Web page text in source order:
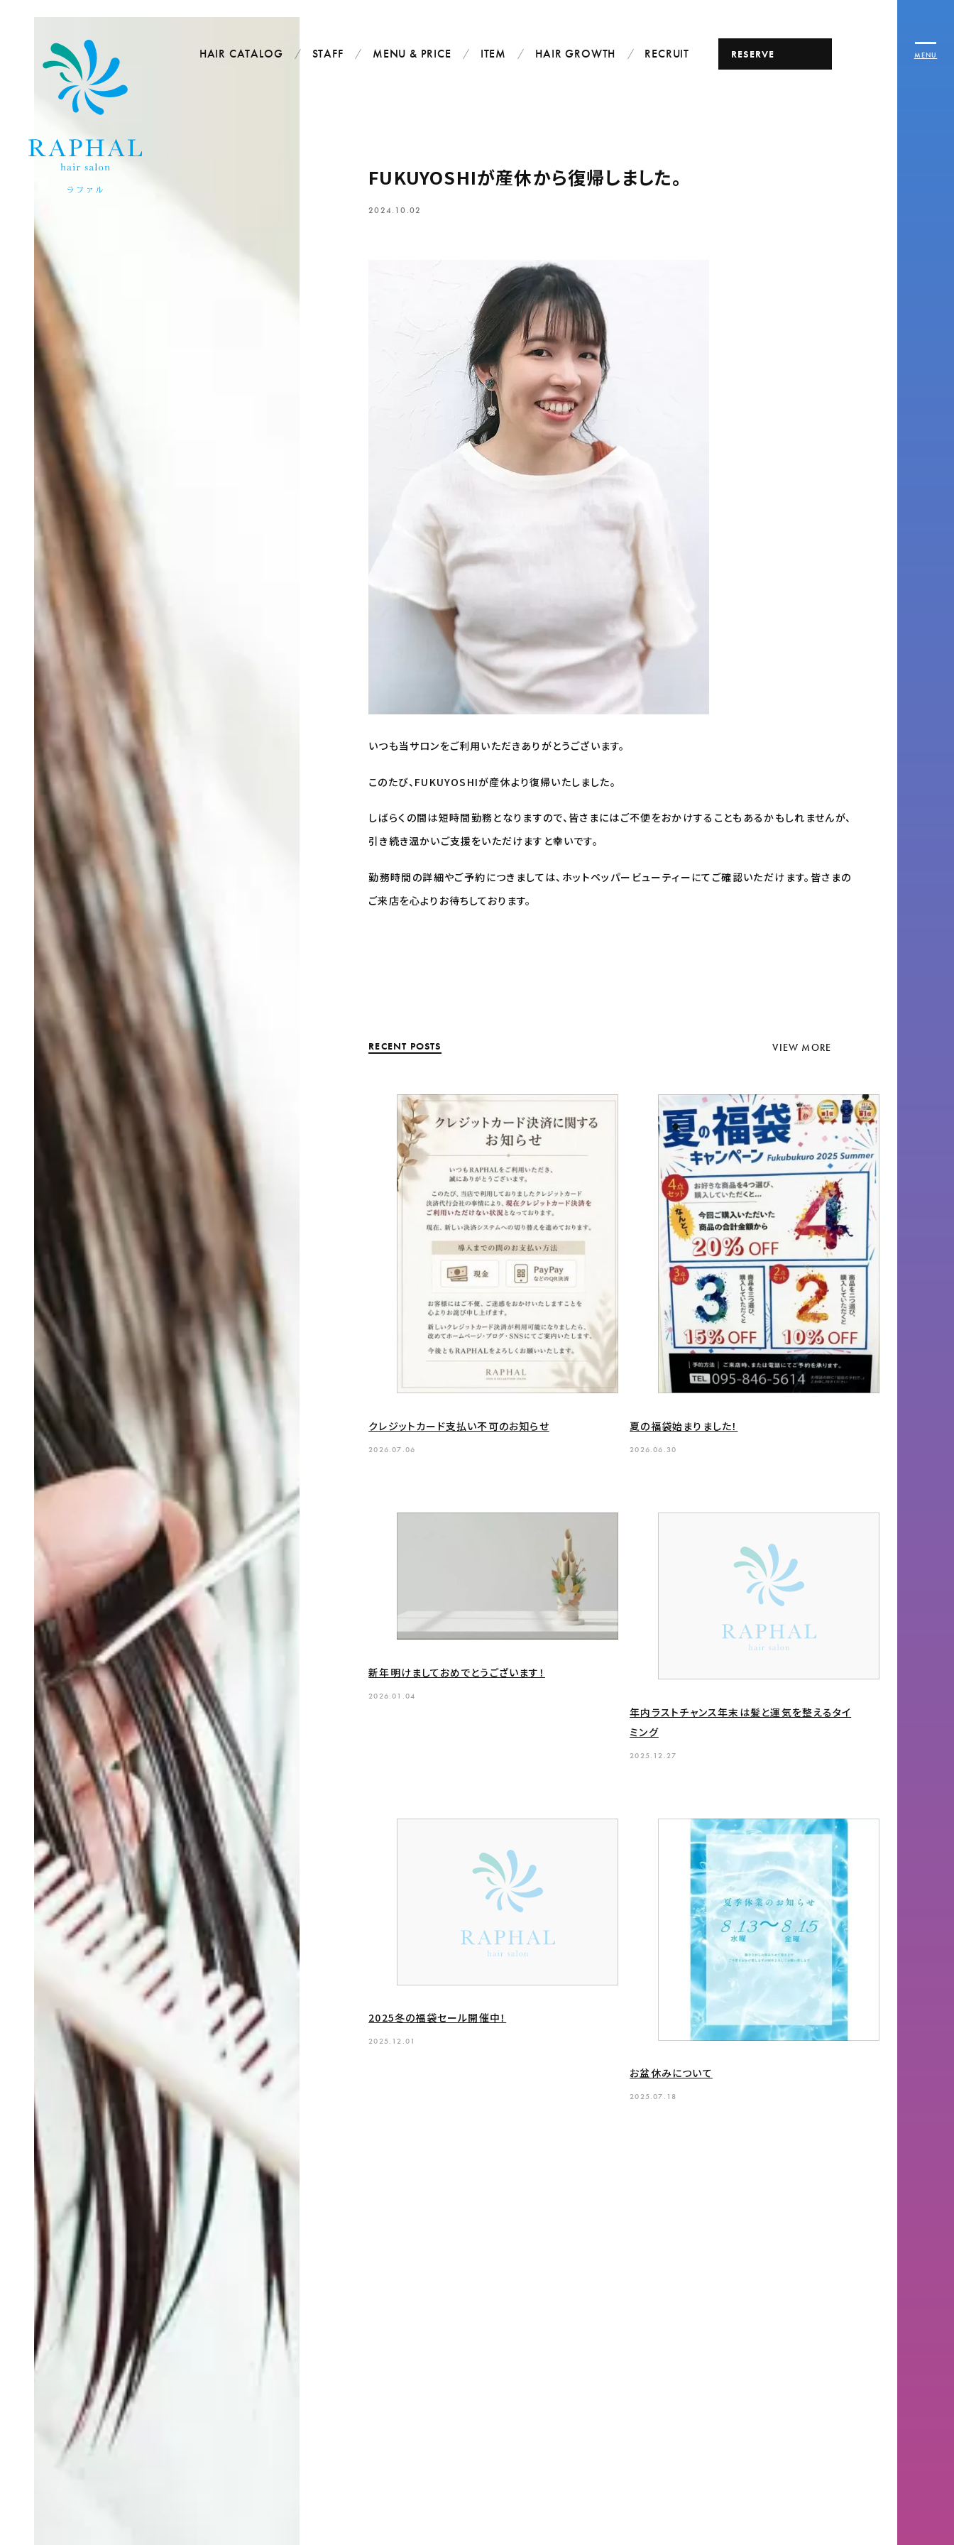
MENU
HAIR CATALOG STAFF MENU & PRICE ITEM HAIR GROWTH RECRUIT RESERVE
FUKUYOSHIが産休から復帰しました。
2024.10.02
いつも当サロンをご利用いただきありがとうございます。
このたび、FUKUYOSHIが産休より復帰いたしました。
しばらくの間は短時間勤務となりますので、皆さまにはご不便をおかけすることもあるかもしれませんが、
引き続き温かいご支援をいただけますと幸いです。
勤務時間の詳細やご予約につきましては、ホットペッパービューティーにてご確認いただけます。皆さまの
ご来店を心よりお待ちしております。
RECENT POSTS VIEW MORE
クレジットカード支払い不可のお知らせ
2026.07.06
夏の福袋始まりました！
2026.06.30
新年明けましておめでとうございます！
2026.01.04
年内ラストチャンス年末は髪と運気を整えるタイ
ミング
2025.12.27
2025冬の福袋セール開催中！
2025.12.01
お盆休みについて
2025.07.18